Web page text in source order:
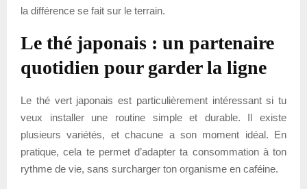
la différence se fait sur le terrain.
Le thé japonais : un partenaire
quotidien pour garder la ligne
Le thé vert japonais est particulièrement intéressant si tu
veux installer une routine simple et durable. Il existe
plusieurs variétés, et chacune a son moment idéal. En
pratique, cela te permet d’adapter ta consommation à ton
rythme de vie, sans surcharger ton organisme en caféine.